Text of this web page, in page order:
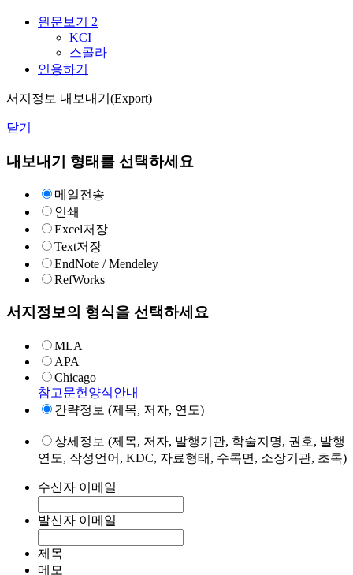
원문보기 2
KCI
스콜라
인용하기
서지정보 내보내기(Export)
닫기
내보내기 형태를 선택하세요
메일전송
인쇄
Excel저장
Text저장
EndNote / Mendeley
RefWorks
서지정보의 형식을 선택하세요
MLA
APA
Chicago
참고문헌양식안내
간략정보 (제목, 저자, 연도)
상세정보 (제목, 저자, 발행기관, 학술지명, 권호, 발행
연도, 작성언어, KDC, 자료형태, 수록면, 소장기관, 초록)
수신자 이메일
발신자 이메일
제목
메모